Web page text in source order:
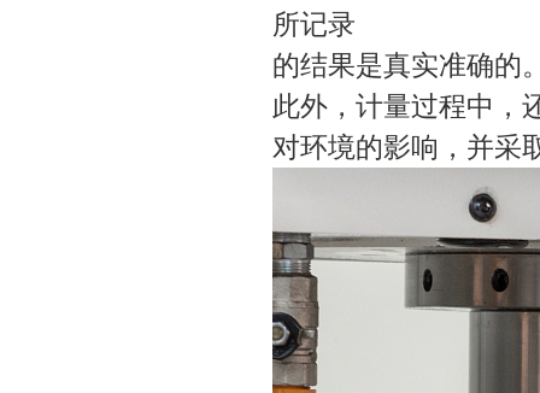
所记录
的结果是真实准确的
此外，计量过程中，
对环境的影响，并采